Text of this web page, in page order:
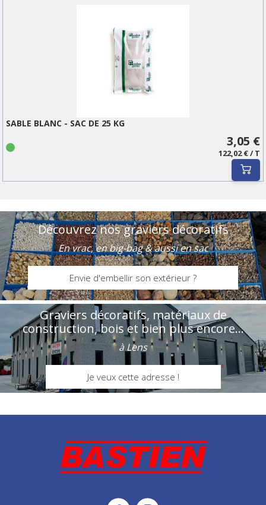
SABLE BLANC - SAC DE 25 KG
3,05 €
122,02 € / T
Découvrez nos graviers décoratifs
En vrac, en big-bag & aussi en sac
Envie d'embellir son extérieur ?
Graviers décoratifs, matériaux de
construction, bois et bien plus encore...
à Lens
Je veux cette adresse !